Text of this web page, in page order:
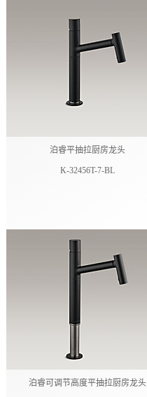
泊睿平抽拉厨房龙头
K-32456T-7-BL
泊睿可调节高度平抽拉厨房龙头